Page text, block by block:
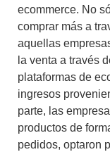
ecommerce. No
comprar más a
aquellas
la venta a través
plataformas de
ingresos
parte, las
productos de
pedidos, optaron